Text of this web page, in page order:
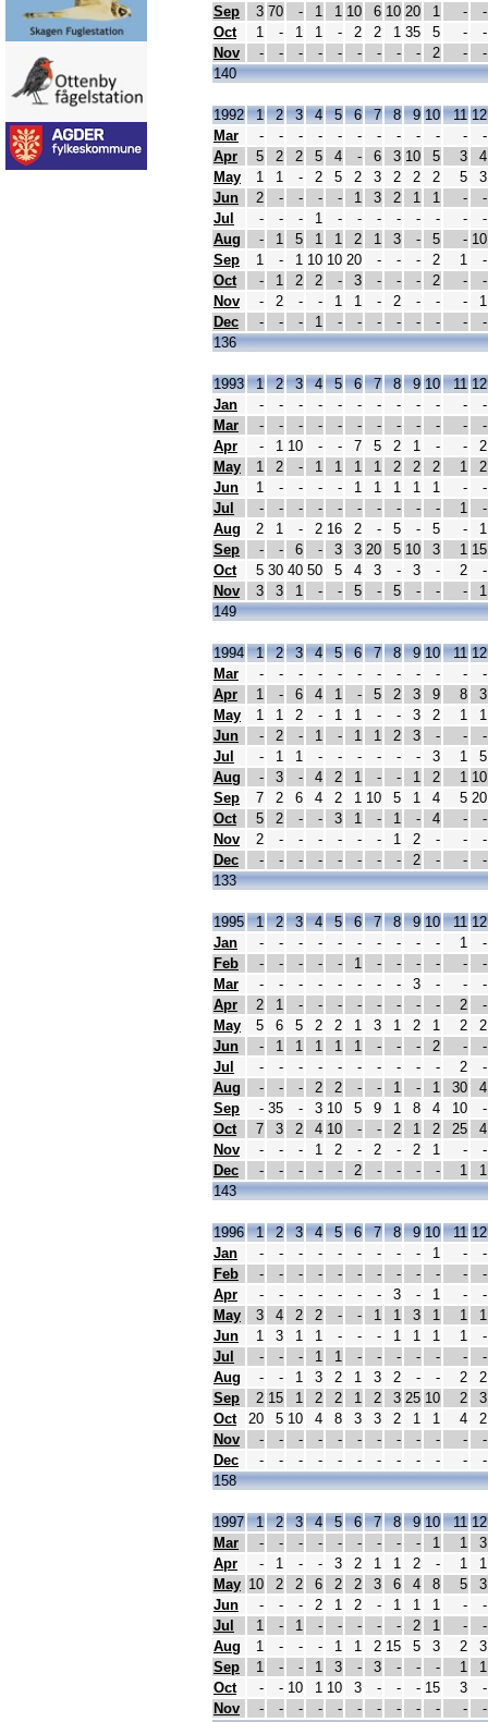
Sep
3 70 - 1 1 10 6 10 20 1 -
-
Oct
1 - 1 1 - 2 2 1 35 5 -
-
Nov
- - - - - - - - - 2 -
-
140
1992 1 2 3 4 5 6 7 8 9 10 11 12
Mar
- - - - - - - - - - -
-
Apr
5 2 2 5 4 - 6 3 10 5 3
4
May
1 1 - 2 5 2 3 2 2 2 5
3
Jun
2 - - - - 1 3 2 1 1 -
-
Jul
- - - 1 - - - - - - -
-
Aug
- 1 5 1 1 2 1 3 - 5 - 10
Sep
1 - 1 10 10 20 - - - 2 1
-
Oct
- 1 2 2 - 3 - - - 2 -
-
Nov
- 2 - - 1 1 - 2 - - -
1
Dec
- - - 1 - - - - - - -
-
136
1993 1 2 3 4 5 6 7 8 9 10 11 12
Jan
- - - - - - - - - - -
-
Mar
- - - - - - - - - - -
-
Apr
- 1 10 - - 7 5 2 1 - -
2
May
1 2 - 1 1 1 1 2 2 2 1
2
Jun
1 - - - - 1 1 1 1 1 -
-
Jul
- - - - - - - - - - 1
-
Aug
2 1 - 2 16 2 - 5 - 5 -
1
Sep
- - 6 - 3 3 20 5 10 3 1 15
Oct
5 30 40 50 5 4 3 - 3 - 2
-
Nov
3 3 1 - - 5 - 5 - - -
1
149
1994 1 2 3 4 5 6 7 8 9 10 11 12
Mar
- - - - - - - - - - -
-
Apr
1 - 6 4 1 - 5 2 3 9 8
3
May
1 1 2 - 1 1 - - 3 2 1
1
Jun
- 2 - 1 - 1 1 2 3 - -
-
Jul
- 1 1 - - - - - - 3 1
5
Aug
- 3 - 4 2 1 - - 1 2 1 10
Sep
7 2 6 4 2 1 10 5 1 4 5 20
Oct
5 2 - - 3 1 - 1 - 4 -
-
Nov
2 - - - - - - 1 2 - -
-
Dec
- - - - - - - - 2 - -
-
133
1995 1 2 3 4 5 6 7 8 9 10 11 12
Jan
- - - - - - - - - - 1
-
Feb
- - - - - 1 - - - - -
-
Mar
- - - - - - - - 3 - -
-
Apr
2 1 - - - - - - - - 2
-
May
5 6 5 2 2 1 3 1 2 1 2
2
Jun
- 1 1 1 1 1 - - - 2 -
-
Jul
- - - - - - - - - - 2
-
Aug
- - - 2 2 - - 1 - 1 30
4
Sep
- 35 - 3 10 5 9 1 8 4 10
-
Oct
7 3 2 4 10 - - 2 1 2 25
4
Nov
- - - 1 2 - 2 - 2 1 -
-
Dec
- - - - - 2 - - - - 1
1
143
1996 1 2 3 4 5 6 7 8 9 10 11 12
Jan
- - - - - - - - - 1 -
-
Feb
- - - - - - - - - - -
-
Apr
- - - - - - - 3 - 1 -
-
May
3 4 2 2 - - 1 1 3 1 1
1
Jun
1 3 1 1 - - - 1 1 1 1
-
Jul
- - - 1 1 - - - - - -
-
Aug
- - 1 3 2 1 3 2 - - 2
2
Sep
2 15 1 2 2 1 2 3 25 10 2
3
Oct
20 5 10 4 8 3 3 2 1 1 4
2
Nov
- - - - - - - - - - -
-
Dec
- - - - - - - - - - -
-
158
1997 1 2 3 4 5 6 7 8 9 10 11 12
Mar
- - - - - - - - - 1 1
3
Apr
- 1 - - 3 2 1 1 2 - 1
1
May 10 2 2 6 2 2 3 6 4 8 5
3
Jun
- - - 2 1 2 - 1 1 1 -
-
Jul
1 - 1 - - - - - 2 1 -
-
Aug
1 - - - 1 1 2 15 5 3 2
3
Sep
1 - - 1 3 - 3 - - - 1
1
Oct
- - 10 1 10 3 - - - 15 3
-
Nov
- - - - - - - - - - -
-